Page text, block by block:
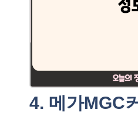
4. 메가MGC